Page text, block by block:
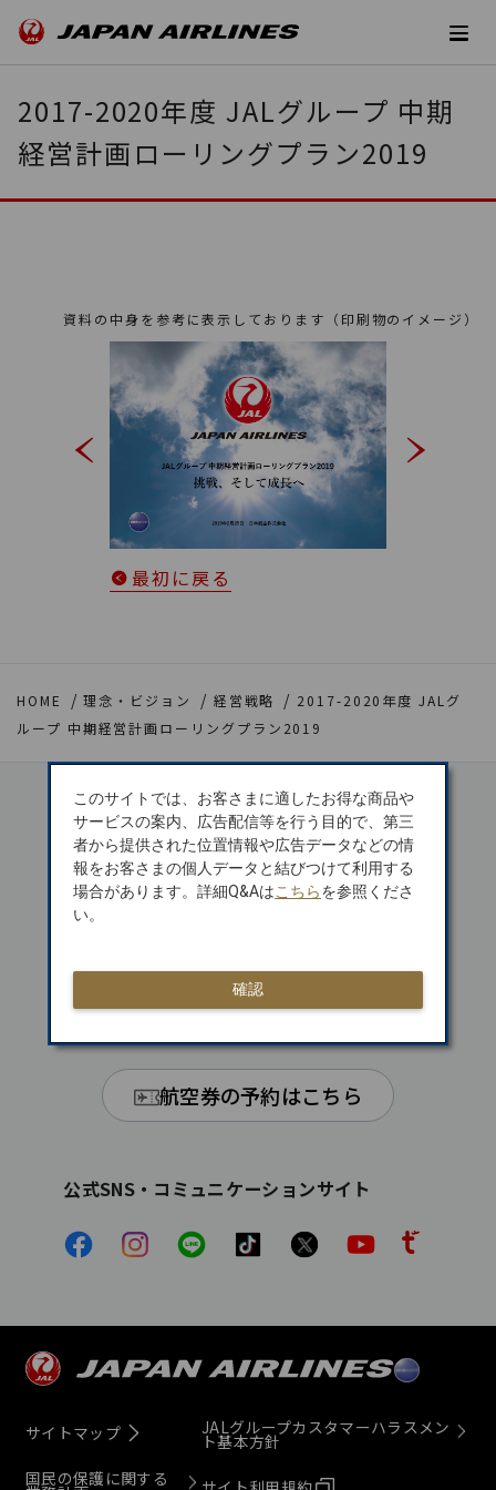
2017-2020年度 JALグループ 中期
経営計画ローリングプラン2019
資料の中身を参考に表示しております（印刷物のイメージ）
最初に戻る
HOME 理念・ビジョン 経営戦略
2017-2020年度 JALグ
ループ 中期経営計画ローリングプラン2019
日本初 APEX
「WORLD CLASS」受賞
SKYTRAX
5スターエアライン
航空券の予約はこちら
公式SNS・コミュニケーションサイト
サイトマップ
国民の保護に関する
JALグループカスタマーハラスメン
ト基本方針
このサイトでは、お客さまに適したお得な商品や
サービスの案内、広告配信等を行う目的で、第三
者から提供された位置情報や広告データなどの情
報をお客さまの個人データと結びつけて利用する
場合があります。詳細Q&Aはこちらを参照くださ
い。
確認